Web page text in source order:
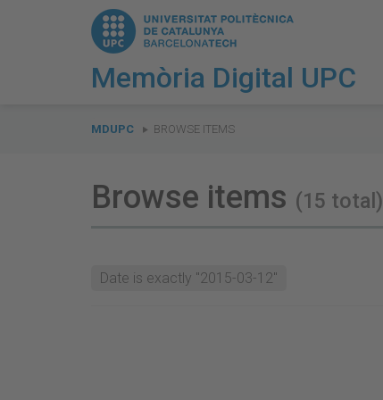
Memòria Digital UPC
are
MDUPC BROWSE ITEMS
Browse items (15 total)
Date is exactly "2015-03-12"